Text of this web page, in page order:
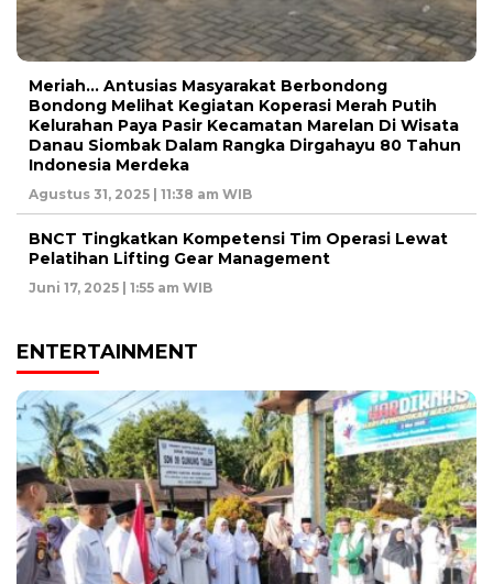
Meriah… Antusias Masyarakat Berbondong
Bondong Melihat Kegiatan Koperasi Merah Putih
Kelurahan Paya Pasir Kecamatan Marelan Di Wisata
Danau Siombak Dalam Rangka Dirgahayu 80 Tahun
Indonesia Merdeka
Agustus 31, 2025 | 11:38 am WIB
BNCT Tingkatkan Kompetensi Tim Operasi Lewat
Pelatihan Lifting Gear Management
Juni 17, 2025 | 1:55 am WIB
ENTERTAINMENT